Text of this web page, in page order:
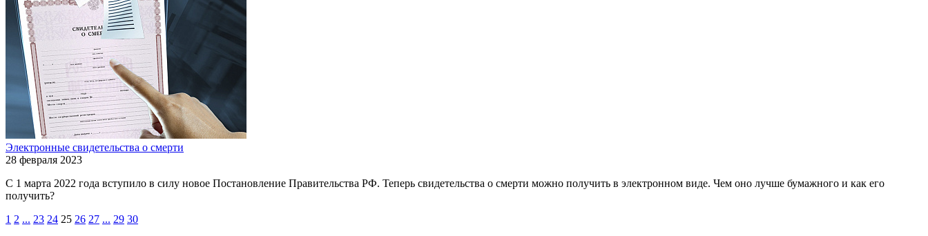
Электронные свидетельства о смерти
28 февраля 2023
С 1 марта 2022 года вступило в силу новое Постановление Правительства РФ. Теперь свидетельства о смерти можно получить в электронном виде. Чем оно лучше бумажного и как его
получить?
1 2 ... 23 24 25 26 27 ... 29 30